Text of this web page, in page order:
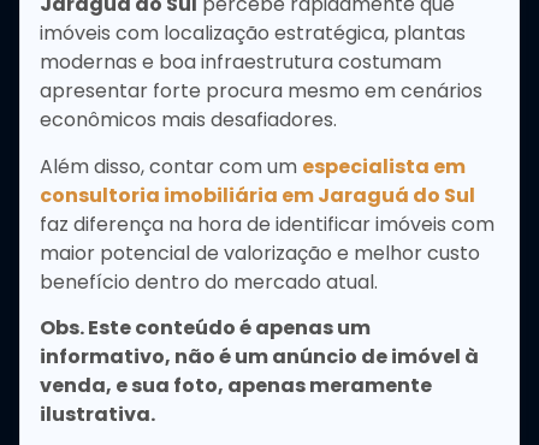
imóveis com localização estratégica, plantas
modernas e boa infraestrutura costumam
apresentar forte procura mesmo em cenários
econômicos mais desafiadores.
Além disso, contar com um especialista em
consultoria imobiliária em Jaraguá do Sul
faz diferença na hora de identificar imóveis com
maior potencial de valorização e melhor custo
benefício dentro do mercado atual.
Obs. Este conteúdo é apenas um
informativo, não é um anúncio de imóvel à
venda, e sua foto, apenas meramente
ilustrativa.